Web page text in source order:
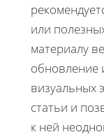
или
материалу
обновление
визуальных
статьи и
к ней